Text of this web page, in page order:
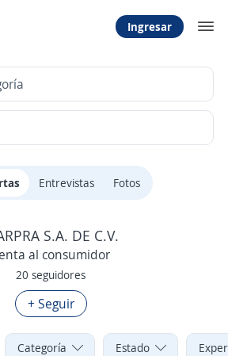
Ingresar
Entrevistas Fotos
S.A. DE C.V.
al consumidor
20 seguidores
+ Seguir
Categoría Estado